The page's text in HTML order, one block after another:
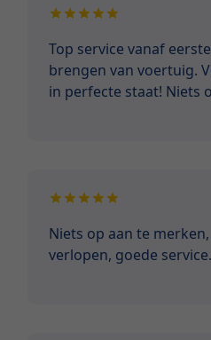
Top service vanaf
brengen van voertuig.
in perfecte staat! Niets
Niets op aan te
verlopen, goede service.